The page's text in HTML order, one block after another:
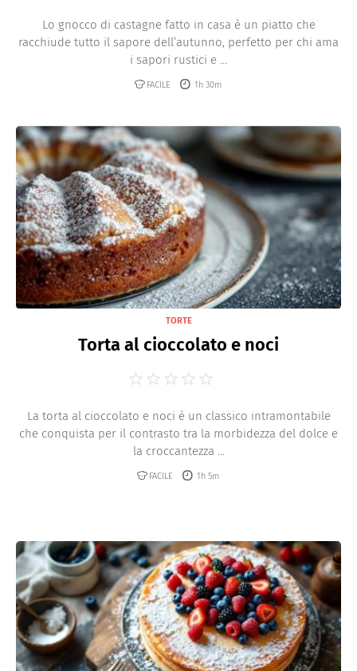
Lo gnocco di castagne fatto in casa è un piatto che
racchiude tutto il sapore dell’autunno, perfetto per chi ama
i sapori rustici e ...
FACILE 1h 30m
TORTE
Torta al cioccolato e noci
La torta al cioccolato e noci è un classico intramontabile
che conquista per il contrasto tra la morbidezza del dolce e
la croccantezza ...
FACILE 1h 5m